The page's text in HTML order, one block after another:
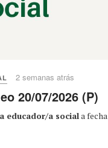
2 semanas atrás
20/07/2026 (P)
educador/a sociala fecha